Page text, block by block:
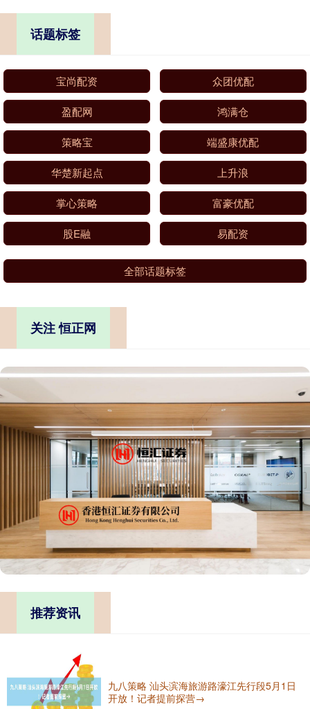
话题标签
宝尚配资 众团优配
盈配网 鸿满仓
策略宝 端盛康优配
华楚新起点 上升浪
掌心策略 富豪优配
股E融 易配资
全部话题标签
关注 恒正网
推荐资讯
九八策略 汕头滨海旅游路濠江先行段5月1日
开放！记者提前探营→